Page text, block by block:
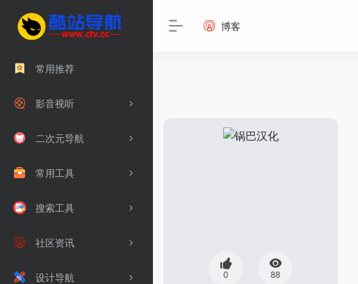
常用推荐
影音视听
二次元导航
常用工具
搜索工具
社区资讯
设计导航
博客
0 88